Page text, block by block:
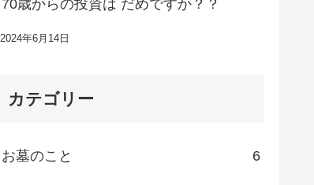
70歳からの投資は だめですか？？
2024年6月14日
カテゴリー
お墓のこと 6